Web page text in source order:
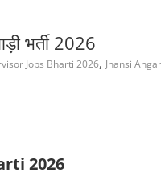
भर्ती 2026
Jobs Bharti 2026, Jhansi
2026